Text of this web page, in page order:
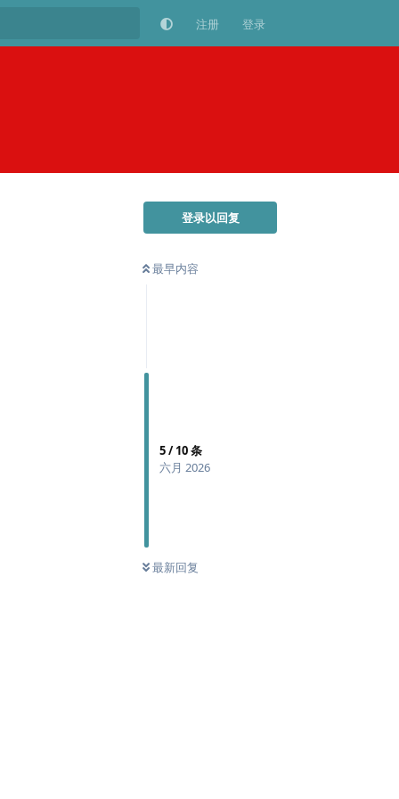
注册 登录
登录以回复
最早内容
5/10条
六月 2026
最新回复